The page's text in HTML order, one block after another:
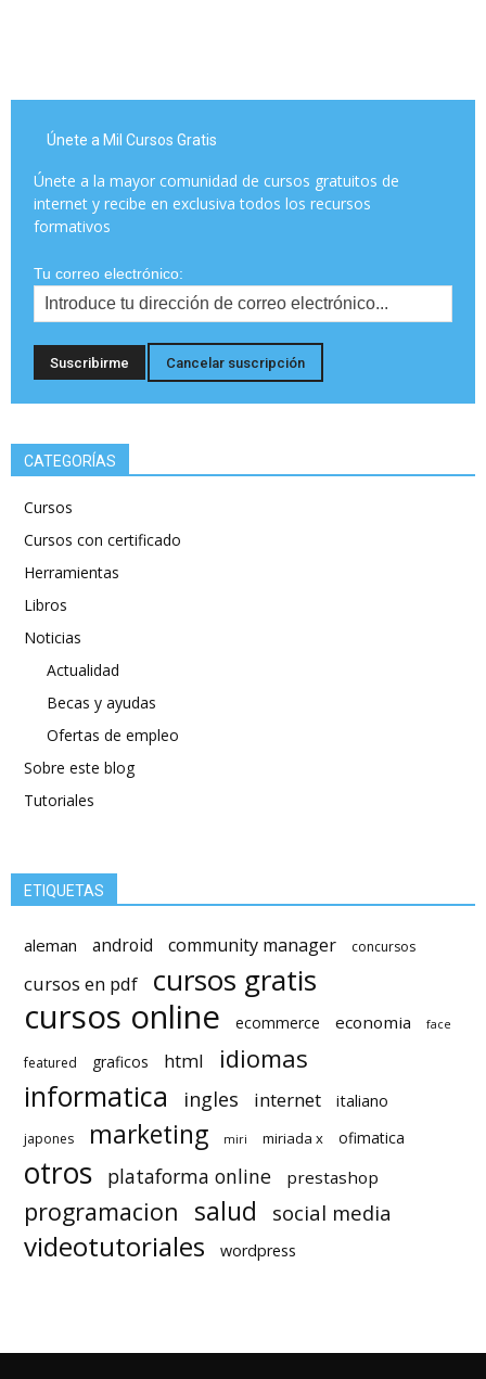
Únete a Mil Cursos Gratis
Únete a la mayor comunidad de cursos gratuitos de
internet y recibe en exclusiva todos los recursos
formativos
Tu correo electrónico:
CATEGORÍAS
Cursos
Cursos con certificado
Herramientas
Libros
Noticias
Actualidad
Becas y ayudas
Ofertas de empleo
Sobre este blog
Tutoriales
ETIQUETAS
aleman android community manager concursos
cursos en pdf cursos gratis
cursos online ecommerce economia face
featured graficos html idiomas
informatica ingles internet italiano
japones marketing miri miriada x ofimatica
otros plataforma online prestashop
programacion salud social media
videotutoriales wordpress